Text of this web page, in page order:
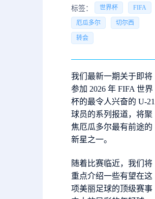
标签： 世界杯 FIFA
厄瓜多尔 切尔西
转会
我们最新一期关于即将
参加 2026 年 FIFA 世界
杯的最令人兴奋的 U-21
球员的系列报道，将聚
焦厄瓜多尔最有前途的
新星之一。
随着比赛临近，我们将
重点介绍一些有望在这
项美丽足球的顶级赛事